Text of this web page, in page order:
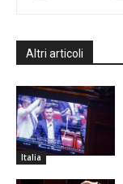
Altri articoli
Italia